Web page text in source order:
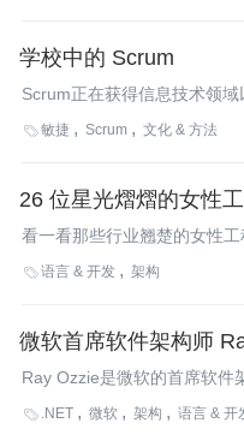
学校中的 Scrum
Scrum正在获得信息技术领
目”是一次民间运动，它给
敏捷 Scrum 文化 & 方法
26 位星光熠熠的女性
看一看那些行业翘楚的女性
北斗，或者是其他领域之先
语言 & 开发 架构
微软首席软件架构师
Ray Ozzie是微软的首席软件
退休，五年来，作为一位战
 .NET 微软 架构 语言 & 开